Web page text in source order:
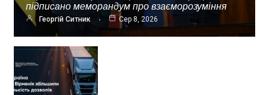
підписано меморандум про взаєморозуміння
Георгій Ситник Сер 8, 2026